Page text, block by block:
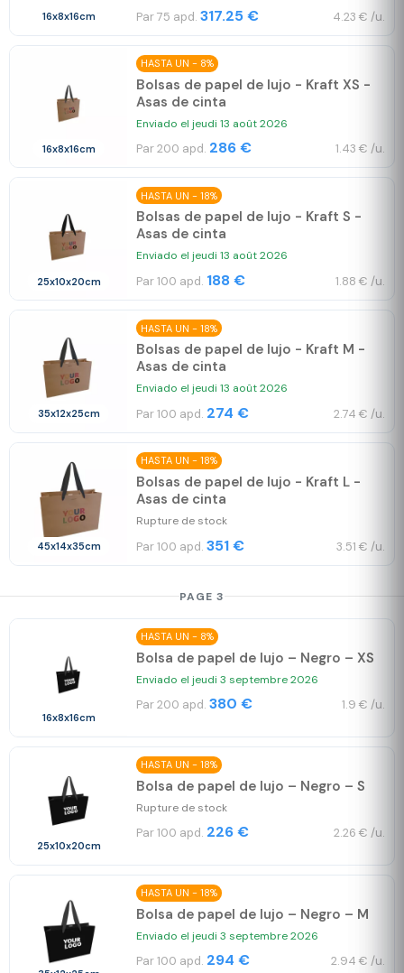
16x8x16cm Par 75 apd. 317.25 € 4.23 € /u.
16x8x16cm
HASTA UN - 8%
Bolsas de papel de lujo - Kraft XS -
Asas de cinta
Enviado el jeudi 13 août 2026
Par 200 apd. 286 € 1.43 € /u.
25x10x20cm
HASTA UN - 18%
Bolsas de papel de lujo - Kraft S -
Asas de cinta
Enviado el jeudi 13 août 2026
Par 100 apd. 188 € 1.88 € /u.
35x12x25cm
HASTA UN - 18%
Bolsas de papel de lujo - Kraft M -
Asas de cinta
Enviado el jeudi 13 août 2026
Par 100 apd. 274 € 2.74 € /u.
45x14x35cm
HASTA UN - 18%
Bolsas de papel de lujo - Kraft L -
Asas de cinta
Rupture de stock
Par 100 apd. 351 € 3.51 € /u.
PAGE 3
16x8x16cm
HASTA UN - 8%
Bolsa de papel de lujo – Negro – XS
Enviado el jeudi 3 septembre 2026
Par 200 apd. 380 € 1.9 € /u.
25x10x20cm
HASTA UN - 18%
Bolsa de papel de lujo – Negro – S
Rupture de stock
Par 100 apd. 226 € 2.26 € /u.
HASTA UN - 18%
Bolsa de papel de lujo – Negro – M
Enviado el jeudi 3 septembre 2026
Par 100 apd. 294 € 2.94 € /u.